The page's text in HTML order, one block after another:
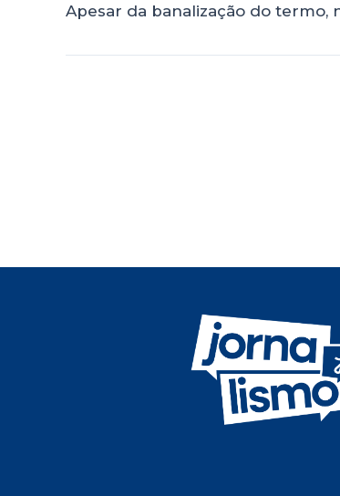
Apesar da banalização do